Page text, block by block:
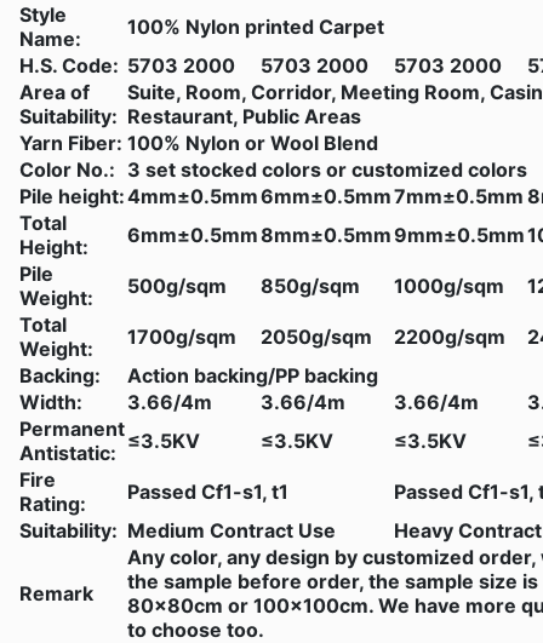
Style
Name:
100% Nylon printed Carpet
H.S. Code: 5703 2000 5703 2000 5703 2000
Area of
Suitability:
Suite, Room, Corridor, Meeting Room,
Restaurant, Public Areas
Yarn Fiber: 100% Nylon or Wool Blend
Color No.: 3 set stocked colors or customized colors
Pile height:4mm±0.5mm6mm±0.5mm7mm±0.5mm
Total
Height:
6mm±0.5mm8mm±0.5mm9mm±0.5mm
Pile
Weight:
500g/sqm 850g/sqm 1000g/sqm
Total
Weight:
1700g/sqm 2050g/sqm 2200g/sqm
Backing:
Action backing/PP backing
Width:
3.66/4m 3.66/4m 3.66/4m
Permanent
Antistatic: ≤3.5KV ≤3.5KV ≤3.5KV
Fire
Rating:
Passed Cf1-s1, t1
Passed Cf1-s1,
Suitability: Medium Contract Use Heavy
Remark
Any color, any design by customized order,
the sample before order, the sample size
80x80cm or 100x100cm. We have more
to choose too.